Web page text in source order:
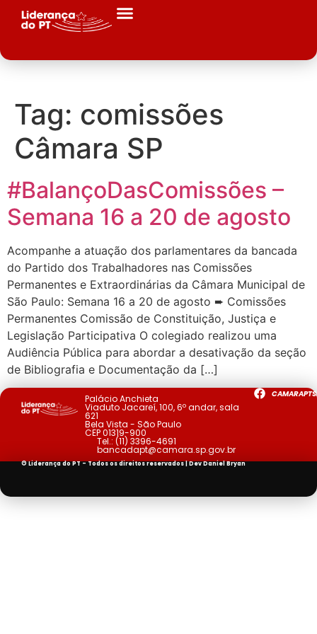
Tag: comissões
Câmara SP
#BalançoDasComissões –
Semana 16 a 20 de agosto
Acompanhe a atuação dos parlamentares da bancada
do Partido dos Trabalhadores nas Comissões
Permanentes e Extraordinárias da Câmara Municipal de
São Paulo: Semana 16 a 20 de agosto ➨ Comissões
Permanentes Comissão de Constituição, Justiça e
Legislação Participativa O colegiado realizou uma
Audiência Pública para abordar a desativação da seção
de Bibliografia e Documentação da […]
Palácio Anchieta
Viaduto Jacareí, 100, 6º andar, sala
621
Bela Vista - São Paulo
CEP 01319-900
Tel.: (11) 3396-4691
bancadapt@camara.sp.gov.br
© Liderança do PT - Todos os direitos reservados | DevDaniel Bryan